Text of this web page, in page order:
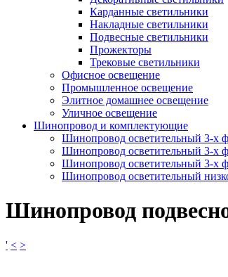
Карданные светильники
Накладные светильники
Подвесные светильники
Прожекторы
Трековые светильники
Офисное освещение
Промышленное освещение
Элитное домашнее освещение
Уличное освещение
Шинопровод и комплектующие
Шинопровод осветительный 3-х
Шинопровод осветительный 3-х
Шинопровод осветительный 3-х
Шинопровод осветительный
Шинопровод
' < >